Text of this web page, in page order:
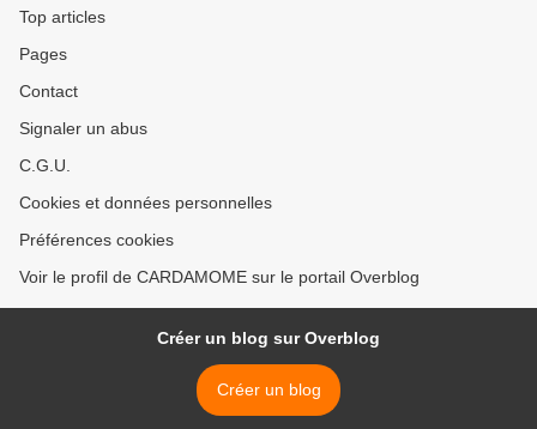
Top articles
Pages
Contact
Signaler un abus
C.G.U.
Cookies et données personnelles
Préférences cookies
Voir le profil de CARDAMOME sur le portail Overblog
Créer un blog sur Overblog
Créer un blog